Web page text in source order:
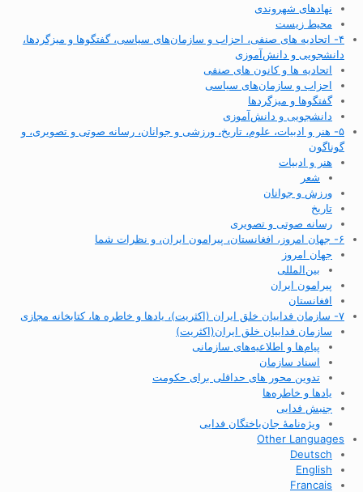
نهادهای شهروندی
محیط زیست
۴- اتحادیه های صنفی، احزاب و سازمان‌های سیاسی، گفتگوها و میزگردها،
دانشجویی و دانش‌آموزی
اتحادیه ها و کانون های صنفی
احزاب و سازمان‌های سیاسی
گفتگوها و میزگردها
دانشجویی و دانش‌آموزی
۵- هنر و ادبیات، علوم، تاریخ، ورزشی و جوانان، رسانه صوتی و تصویری، و
گوناگون
هنر و ادبیات
شعر
ورزش و جوانان
تاریخ
رسانه صوتی و تصویری
۶- جهان امروز، افغانستان، پیرامون ایران، و نظرات شما
جهان امروز
بین‌المللی
پیرامون ایران
افغانستان
۷- سازمان فداییان خلق ایران (اکثریت)، یادها و خاطره ها، کتابخانه مجازی
سازمان فداییان خلق ایران(اکثریت)
پیام‌ها و اطلاعیه‌های سازمانی
اسناد سازمان
تدوین محور های حداقلی برای حکومت
یادها و خاطره‌ها
جنبش فدایی
ویژه‌نامهٔ جان‌باختگان فدایی
Other Languages
Deutsch
English
Francais